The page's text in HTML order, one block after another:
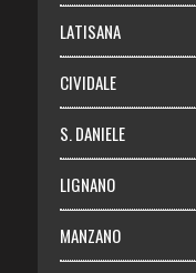
Login
LATISANA
CIVIDALE
S. DANIELE
LIGNANO
MANZANO